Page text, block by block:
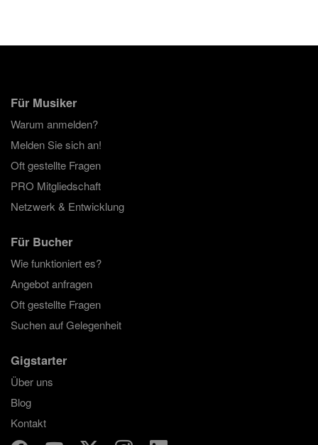
Für Musiker
Warum anmelden?
Melden Sie sich an!
Oft gestellte Fragen
PRO Mitgliedschaft
Netzwerk & Entwicklung
Für Bucher
Wie funktioniert es?
Angebot anfragen
Oft gestellte Fragen
Suchen auf Gelegenheit
Gigstarter
Über uns
Blog
Kontakt